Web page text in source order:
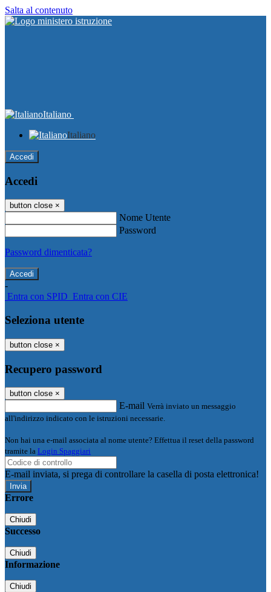
Salta al contenuto
Italiano
Italiano
Accedi
Accedi
button close ×
Nome Utente
Password
Password dimenticata?
-
Entra con SPID Entra con CIE
Seleziona utente
button close ×
Recupero password
button close ×
E-mail Verrà inviato un messaggio
all'indirizzo indicato con le istruzioni necessarie.
Non hai una e-mail associata al nome utente? Effettua il reset della password
tramite la Login Spaggiari
E-mail inviata, si prega di controllare la casella di posta elettronica!
Errore
Chiudi
Successo
Chiudi
Informazione
Chiudi